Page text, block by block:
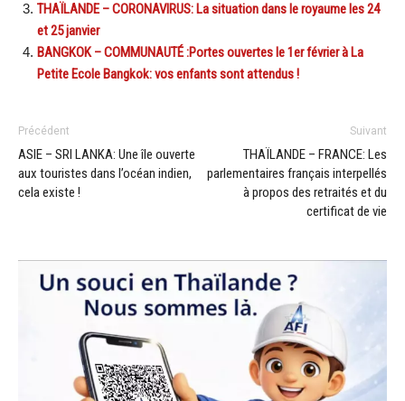
THAÏLANDE – CORONAVIRUS: La situation dans le royaume les 24
et 25 janvier
BANGKOK – COMMUNAUTÉ :Portes ouvertes le 1er février à La
Petite Ecole Bangkok: vos enfants sont attendus !
Précédent
ASIE – SRI LANKA: Une île ouverte
aux touristes dans l’océan indien,
cela existe !
Suivant
THAÏLANDE – FRANCE: Les
parlementaires français interpellés
à propos des retraités et du
certificat de vie